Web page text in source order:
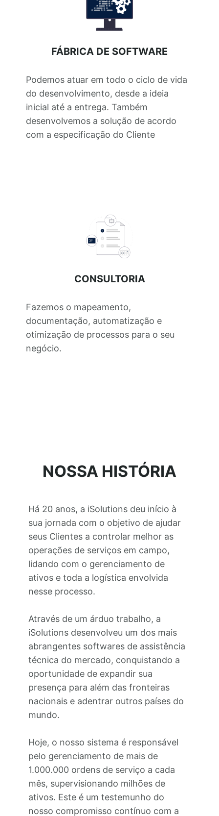
FÁBRICA DE SOFTWARE
Podemos atuar em todo o ciclo de vida
do desenvolvimento, desde a ideia
inicial até a entrega. Também
desenvolvemos a solução de acordo
com a especificação do Cliente
CONSULTORIA
Fazemos o mapeamento,
documentação, automatização e
otimização de processos para o seu
negócio.
NOSSA HISTÓRIA
Há 20 anos, a iSolutions deu início à
sua jornada com o objetivo de ajudar
seus Clientes a controlar melhor as
operações de serviços em campo,
lidando com o gerenciamento de
ativos e toda a logística envolvida
nesse processo.
Através de um árduo trabalho, a
iSolutions desenvolveu um dos mais
abrangentes softwares de assistência
técnica do mercado, conquistando a
oportunidade de expandir sua
presença para além das fronteiras
nacionais e adentrar outros países do
mundo.
Hoje, o nosso sistema é responsável
pelo gerenciamento de mais de
1.000.000 ordens de serviço a cada
mês, supervisionando milhões de
ativos. Este é um testemunho do
nosso compromisso contínuo com a